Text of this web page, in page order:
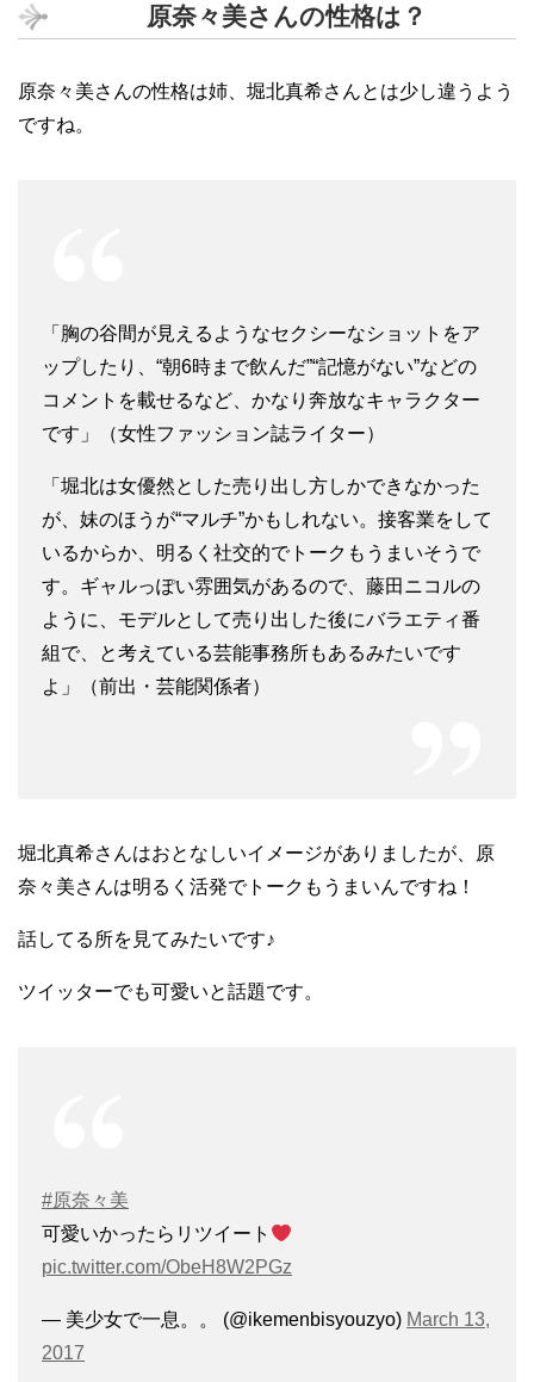
原奈々美さんの性格は？
原奈々美さんの性格は姉、堀北真希さんとは少し違うよう
ですね。
「胸の谷間が見えるようなセクシーなショットをア
ップしたり、“朝6時まで飲んだ”“記憶がない”などの
コメントを載せるなど、かなり奔放なキャラクター
です」（女性ファッション誌ライター）
「堀北は女優然とした売り出し方しかできなかった
が、妹のほうが“マルチ”かもしれない。接客業をして
いるからか、明るく社交的でトークもうまいそうで
す。ギャルっぽい雰囲気があるので、藤田ニコルの
ように、モデルとして売り出した後にバラエティ番
組で、と考えている芸能事務所もあるみたいです
よ」（前出・芸能関係者）
堀北真希さんはおとなしいイメージがありましたが、原
奈々美さんは明るく活発でトークもうまいんですね！
話してる所を見てみたいです♪
ツイッターでも可愛いと話題です。
#原奈々美
可愛いかったらリツイート
pic.twitter.com/ObeH8W2PGz
— 美少女で一息。。 (@ikemenbisyouzyo) March 13,
2017